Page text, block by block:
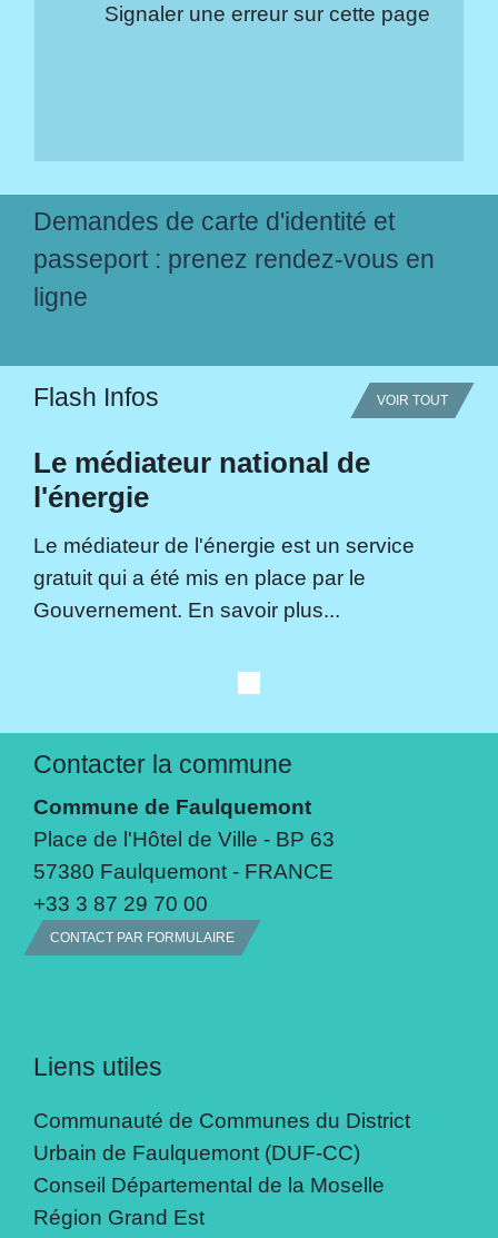
Signaler une erreur sur cette page
Demandes de carte d'identité et
passeport : prenez rendez-vous en
ligne
Flash Infos VOIR TOUT
Le médiateur national de
l'énergie
Le médiateur de l'énergie est un service
gratuit qui a été mis en place par le
Gouvernement. En savoir plus...
Contacter la commune
Commune de Faulquemont
Place de l'Hôtel de Ville - BP 63
57380 Faulquemont - FRANCE
+33 3 87 29 70 00
CONTACT PAR FORMULAIRE
Liens utiles
Communauté de Communes du District
Urbain de Faulquemont (DUF-CC)
Conseil Départemental de la Moselle
Région Grand Est